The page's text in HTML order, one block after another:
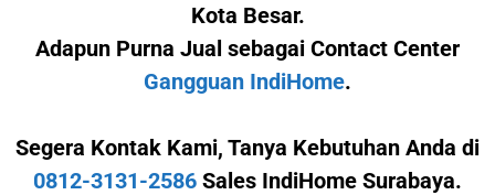
Kota Besar.
Adapun Purna Jual sebagai Contact Center
Gangguan IndiHome.
Segera Kontak Kami, Tanya Kebutuhan Anda di
0812-3131-2586 Sales IndiHome Surabaya.